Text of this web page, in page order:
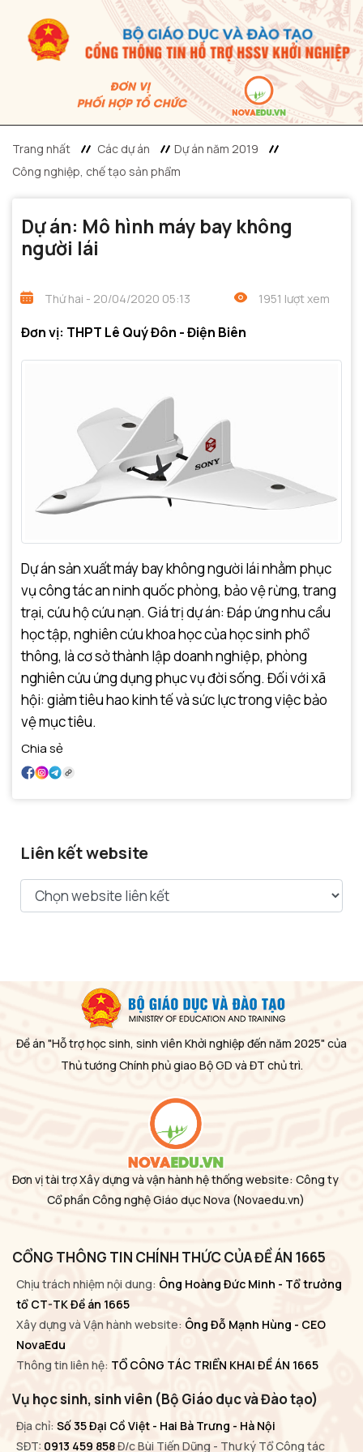
Trang nhất Các dự án
Dự án năm 2019
Công nghiệp, chế tạo sản phẩm
Dự án: Mô hình máy bay không
người lái
Thứ hai - 20/04/2020 05:13 1951 lượt xem
Đơn vị: THPT Lê Quý Đôn - Điện Biên
Dự án sản xuất máy bay không người lái nhằm phục
vụ công tác an ninh quốc phòng, bảo vệ rừng, trang
trại, cứu hộ cứu nạn. Giá trị dự án: Đáp ứng nhu cầu
học tập, nghiên cứu khoa học của học sinh phổ
thông, là cơ sở thành lập doanh nghiệp, phòng
nghiên cứu ứng dụng phục vụ đời sống. Đối với xã
hội: giảm tiêu hao kinh tế và sức lực trong việc bảo
vệ mục tiêu.
Chia sẻ
Liên kết website
Đề án "Hỗ trợ học sinh, sinh viên Khởi nghiệp đến năm 2025" của
Thủ tướng Chính phủ giao Bộ GD và ĐT chủ trì.
Đơn vị tài trợ Xây dựng và vận hành hệ thống website: Công ty
Cổ phần Công nghệ Giáo dục Nova (Novaedu.vn)
CỔNG THÔNG TIN CHÍNH THỨC CỦA ĐỀ ÁN 1665
Chịu trách nhiệm nội dung: Ông Hoàng Đức Minh - Tổ trưởng
tổ CT-TK Đề án 1665
Xây dựng và Vận hành website: Ông Đỗ Mạnh Hùng - CEO
NovaEdu
Thông tin liên hệ: TỔ CÔNG TÁC TRIỂN KHAI ĐỀ ÁN 1665
Vụ học sinh, sinh viên (Bộ Giáo dục và Đào tạo)
Địa chỉ: Số 35 Đại Cồ Việt - Hai Bà Trưng - Hà Nội
SĐT: 0913 459 858Đ/c Bùi Tiến Dũng - Thư ký Tổ Công tác